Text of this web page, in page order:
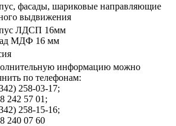
фасады, шариковые направляющие
выдвижения
ЛДСП 16мм
МДФ 16 мм
информацию можно
по телефонам:
258-03-17;
242 57 01;
258-15-16;
240 07 60